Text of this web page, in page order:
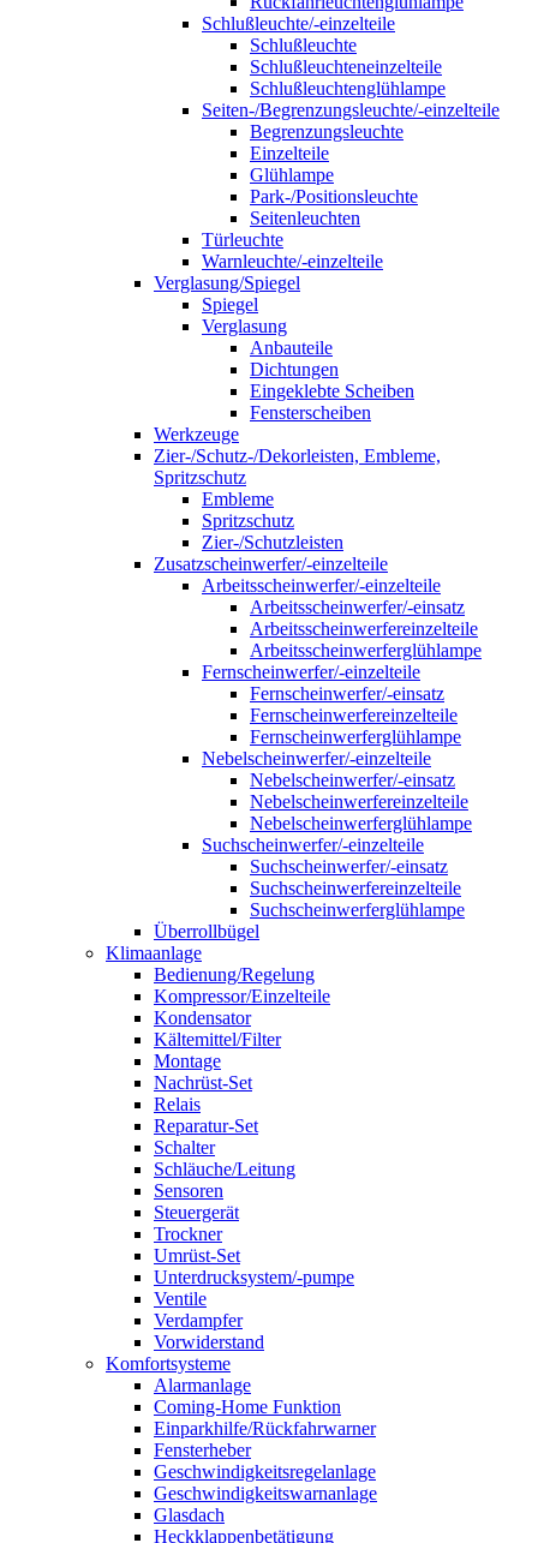
Schlußleuchte/-einzelteile
Schlußleuchte
Schlußleuchteneinzelteile
Schlußleuchtenglühlampe
Seiten-/Begrenzungsleuchte/-einzelteile
Begrenzungsleuchte
Einzelteile
Glühlampe
Park-/Positionsleuchte
Seitenleuchten
Türleuchte
Warnleuchte/-einzelteile
Verglasung/Spiegel
Spiegel
Verglasung
Anbauteile
Dichtungen
Eingeklebte Scheiben
Fensterscheiben
Werkzeuge
Zier-/Schutz-/Dekorleisten, Embleme,
Spritzschutz
Embleme
Spritzschutz
Zier-/Schutzleisten
Zusatzscheinwerfer/-einzelteile
Arbeitsscheinwerfer/-einzelteile
Arbeitsscheinwerfer/-einsatz
Arbeitsscheinwerfereinzelteile
Arbeitsscheinwerferglühlampe
Fernscheinwerfer/-einzelteile
Fernscheinwerfer/-einsatz
Fernscheinwerfereinzelteile
Fernscheinwerferglühlampe
Nebelscheinwerfer/-einzelteile
Nebelscheinwerfer/-einsatz
Nebelscheinwerfereinzelteile
Nebelscheinwerferglühlampe
Suchscheinwerfer/-einzelteile
Suchscheinwerfer/-einsatz
Suchscheinwerfereinzelteile
Suchscheinwerferglühlampe
Überrollbügel
Klimaanlage
Bedienung/Regelung
Kompressor/Einzelteile
Kondensator
Kältemittel/Filter
Montage
Nachrüst-Set
Relais
Reparatur-Set
Schalter
Schläuche/Leitung
Sensoren
Steuergerät
Trockner
Umrüst-Set
Unterdrucksystem/-pumpe
Ventile
Verdampfer
Vorwiderstand
Komfortsysteme
Alarmanlage
Coming-Home Funktion
Einparkhilfe/Rückfahrwarner
Fensterheber
Geschwindigkeitsregelanlage
Geschwindigkeitswarnanlage
Glasdach
Heckklappenbetätigung